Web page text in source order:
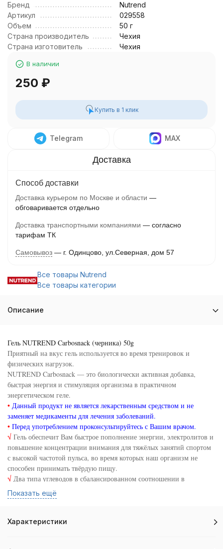
Бренд
Nutrend
Артикул
029558
Объем
50 г
Страна производитель
Чехия
Страна изготовитель
Чехия
В наличии
250 ₽
Купить в 1 клик
Telegram MAX
Способ доставки
Доставка курьером по Москве и области
обговаривается отдельно
Доставка транспортными компаниями
согласно
тарифам ТК
Самовывоз г. Одинцово, ул.Северная, дом 57
Все товары Nutrend
Все товары категории
Описание
Гель NUTREND Carbosnack (черника) 50g
Приятный на вкус гель используется во время тренировок и
физических нагрузок.
NUTREND Carbosnack — это биологически активная добавка,
быстрая энергия и стимуляция организма в практичном
энергетическом геле.
• Данный продукт не является лекарственным средством и не
заменяет медикаменты для лечения заболеваний.
• Перед употреблением проконсультируйтесь с Вашим врачом.
√ Гель обеспечит Вам быстрое пополнение энергии, электролитов и
повышение концентрации внимания для тяжёлых занятий спортом
с высокой частотой пульса, во время которых наш организм не
способен принимать твёрдую пищу.
√ Два типа углеводов в сбалансированном соотношении в
сочетании с дополнительными веществами, такими как бета-
аланин, холин и витамин B3, вместе способствуют снижению
Энергетический гель:
Показать ещё
Характеристики